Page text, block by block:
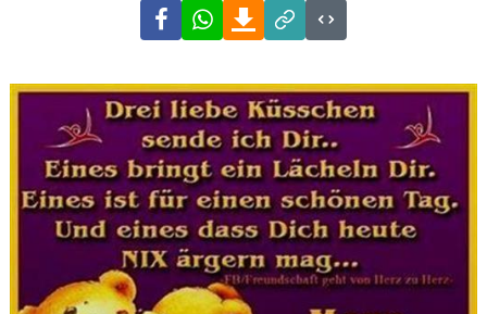
FacebookWhatsAppDownload
Link
Code